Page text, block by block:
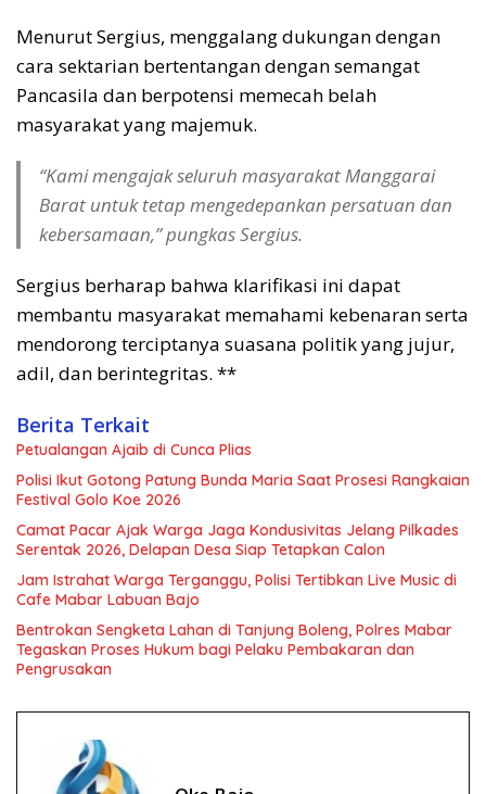
Menurut Sergius, menggalang dukungan dengan
cara sektarian bertentangan dengan semangat
Pancasila dan berpotensi memecah belah
masyarakat yang majemuk.
“Kami mengajak seluruh masyarakat Manggarai
Barat untuk tetap mengedepankan persatuan dan
kebersamaan,” pungkas Sergius.
Sergius berharap bahwa klarifikasi ini dapat
membantu masyarakat memahami kebenaran serta
mendorong terciptanya suasana politik yang jujur,
adil, dan berintegritas. **
Berita Terkait
Petualangan Ajaib di Cunca Plias
Polisi Ikut Gotong Patung Bunda Maria Saat Prosesi Rangkaian
Festival Golo Koe 2026
Camat Pacar Ajak Warga Jaga Kondusivitas Jelang Pilkades
Serentak 2026, Delapan Desa Siap Tetapkan Calon
Jam Istrahat Warga Terganggu, Polisi Tertibkan Live Music di
Cafe Mabar Labuan Bajo
Bentrokan Sengketa Lahan di Tanjung Boleng, Polres Mabar
Tegaskan Proses Hukum bagi Pelaku Pembakaran dan
Pengrusakan